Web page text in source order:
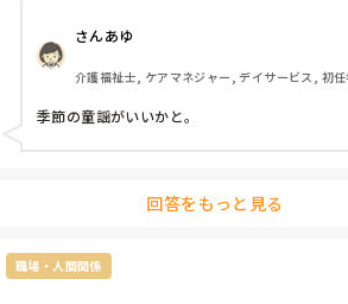
さんあゆ
介護福祉士, ケアマネジャー, デイサービス, 初
季節の童謡がいいかと。
回答をもっと見る
職場・人間関係